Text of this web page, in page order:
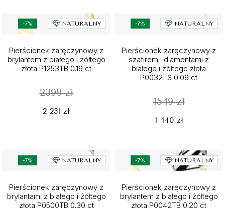
-7% NATURALNY
Pierścionek zaręczynowy z
brylantem z białego i żółtego
złota P1253TB 0.19 ct
2399 zł
2 231 zł
-7% NATURALNY
Pierścionek zaręczynowy z
szafirem i diamentami z
białego i żółtego złota
P0032TS 0.09 ct
1549 zł
1 440 zł
-7% NATURALNY
Pierścionek zaręczynowy z
brylantami z białego i żółtego
złota P0500TB 0.30 ct
-7% NATURALNY
Pierścionek zaręczynowy z
brylantem z białego i żółtego
złota P0042TB 0.20 ct